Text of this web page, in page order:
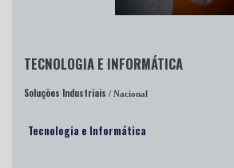
TECNOLOGIA E INFORMÁTICA
Soluções Industriais / Nacional
Tecnologia e Informática